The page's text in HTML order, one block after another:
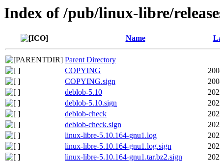
Index of /pub/linux-libre/
Name
Parent Directory
COPYING
COPYING.sign
deblob-5.10
deblob-5.10.sign
deblob-check
deblob-check.sign
linux-libre-5.10.164-gnu1.log
linux-libre-5.10.164-gnu1.log.sign
linux-libre-5.10.164-gnu1.tar.bz2.sign